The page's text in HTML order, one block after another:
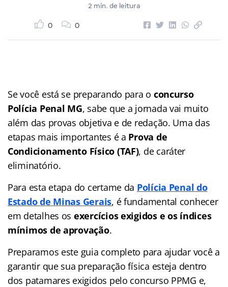
2 min. de leitura
0 0
Se você está se preparando para o concurso
Polícia Penal MG, sabe que a jornada vai muito
além das provas objetiva e de redação. Uma das
etapas mais importantes é a Prova de
Condicionamento Físico (TAF), de caráter
eliminatório.
Para esta etapa do certame da Polícia Penal do
Estado de Minas Gerais, é fundamental conhecer
em detalhes os exercícios exigidos e os índices
mínimos de aprovação.
Preparamos este guia completo para ajudar você a
garantir que sua preparação física esteja dentro
dos patamares exigidos pelo concurso PPMG e,